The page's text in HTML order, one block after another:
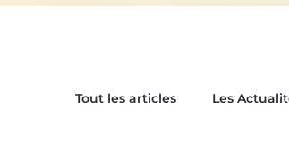
Tout les articles Les